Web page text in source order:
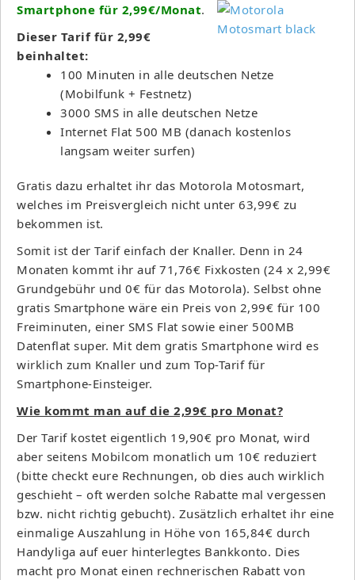
Smartphone für 2,99€/Monat.
Dieser Tarif für 2,99€
beinhaltet:
100 Minuten in alle deutschen Netze
(Mobilfunk + Festnetz)
3000 SMS in alle deutschen Netze
Internet Flat 500 MB (danach kostenlos
langsam weiter surfen)
Gratis dazu erhaltet ihr das Motorola Motosmart,
welches im Preisvergleich nicht unter 63,99€ zu
bekommen ist.
Somit ist der Tarif einfach der Knaller. Denn in 24
Monaten kommt ihr auf 71,76€ Fixkosten (24 x 2,99€
Grundgebühr und 0€ für das Motorola). Selbst ohne
gratis Smartphone wäre ein Preis von 2,99€ für 100
Freiminuten, einer SMS Flat sowie einer 500MB
Datenflat super. Mit dem gratis Smartphone wird es
wirklich zum Knaller und zum Top-Tarif für
Smartphone-Einsteiger.
Wie kommt man auf die 2,99€ pro Monat?
Der Tarif kostet eigentlich 19,90€ pro Monat, wird
aber seitens Mobilcom monatlich um 10€ reduziert
(bitte checkt eure Rechnungen, ob dies auch wirklich
geschieht – oft werden solche Rabatte mal vergessen
bzw. nicht richtig gebucht). Zusätzlich erhaltet ihr eine
einmalige Auszahlung in Höhe von 165,84€ durch
Handyliga auf euer hinterlegtes Bankkonto. Dies
macht pro Monat einen rechnerischen Rabatt von